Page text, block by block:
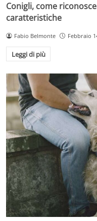
Conigli, come
caratteristiche
Fabio Belmonte Febbraio
Leggi di più